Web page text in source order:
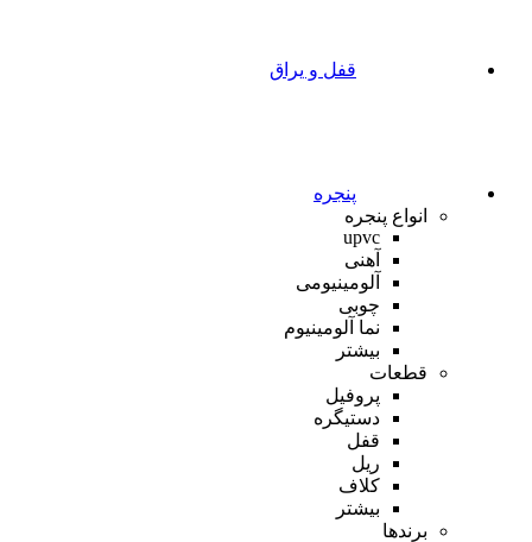
قفل و یراق
پنجره
انواع پنجره
upvc
آهنی
آلومینیومی
چوبی
نما آلومینیوم
بیشتر
قطعات
پروفیل
دستیگره
قفل
ریل
کلاف
بیشتر
برندها